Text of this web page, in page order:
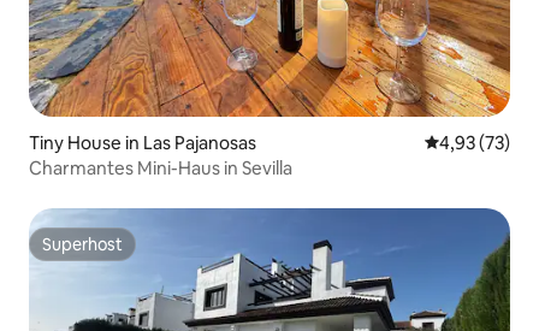
Tiny House in Las Pajanosas
4,93 (73)
Charmantes Mini-Haus in Sevilla
Superhost
Superhost